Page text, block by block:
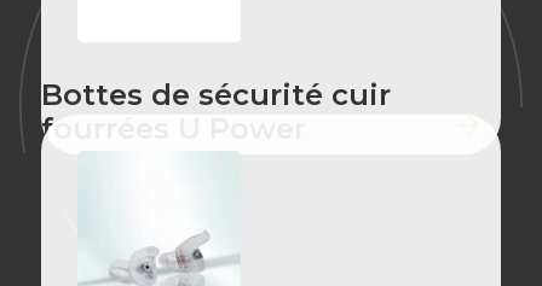
Bottes de sécurité cuir
fourrées U Power